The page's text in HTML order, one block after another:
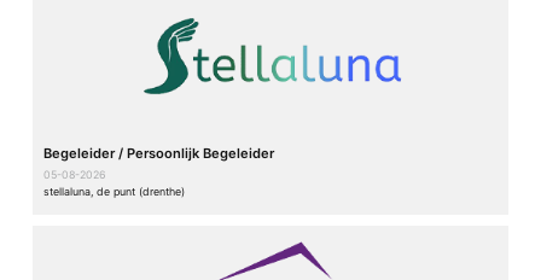
Begeleider / Persoonlijk Begeleider
05-08-2026
stellaluna, de punt (drenthe)